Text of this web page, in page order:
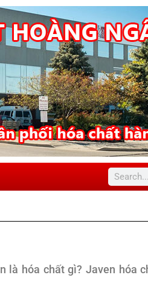
là hóa chất gì? Javen hóa